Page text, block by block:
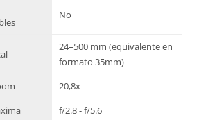
No
24–500 mm (equivalente en
formato 35mm)
20,8x
f/2.8 - f/5.6